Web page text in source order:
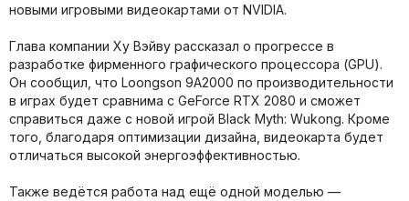
новыми игровыми видеокартами от NVIDIA.
Глава компании Ху Вэйву рассказал о прогрессе в
разработке фирменного графического процессора (GPU).
Он сообщил, что Loongson 9A2000 по производительности
в играх будет сравнима с GeForce RTX 2080 и сможет
справиться даже с новой игрой Black Myth: Wukong. Кроме
того, благодаря оптимизации дизайна, видеокарта будет
отличаться высокой энергоэффективностью.
Также ведётся работа над ещё одной моделью —